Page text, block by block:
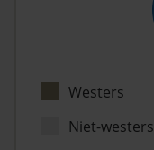
Westers
Niet-westers